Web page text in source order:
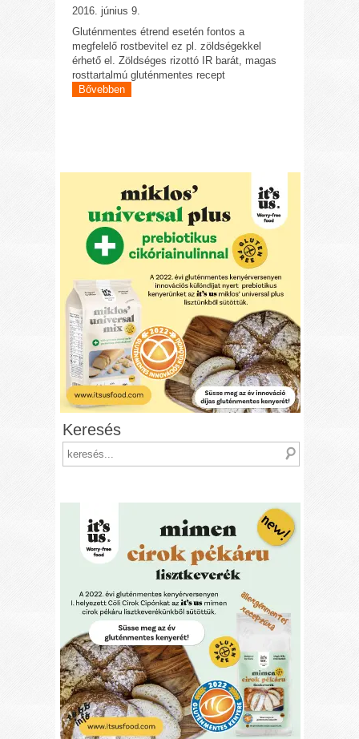
2016. június 9.
Gluténmentes étrend esetén fontos a
megfelelő rostbevitel ez pl. zöldségekkel
érhető el. Zöldséges rizottó IR barát, magas
rosttartalmú gluténmentes recept
Bővebben
Keresés